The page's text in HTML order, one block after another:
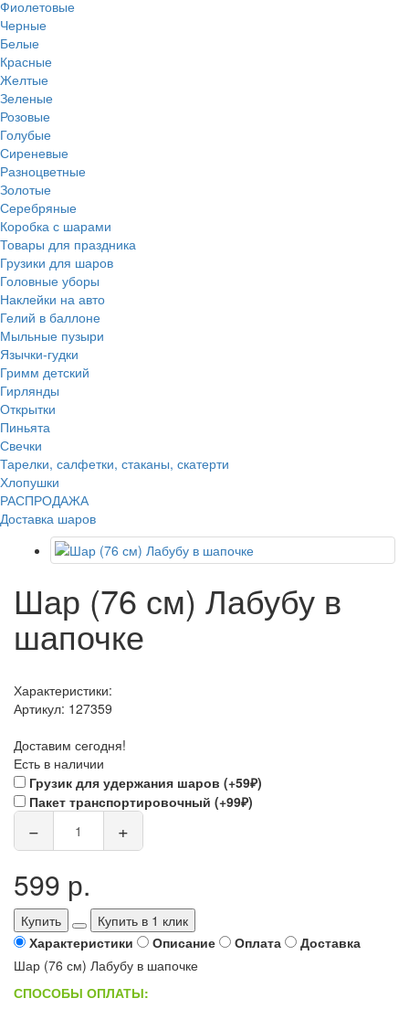
Фиолетовые
Черные
Белые
Красные
Желтые
Зеленые
Розовые
Голубые
Сиреневые
Разноцветные
Золотые
Серебряные
Коробка с шарами
Товары для праздника
Грузики для шаров
Головные уборы
Наклейки на авто
Гелий в баллоне
Мыльные пузыри
Язычки-гудки
Гримм детский
Гирлянды
Открытки
Пиньята
Свечки
Тарелки, салфетки, стаканы, скатерти
Хлопушки
РАСПРОДАЖА
Доставка шаров
Шар (76 см) Лабубу в
шапочке
Характеристики:
Артикул: 127359
Доставим сегодня!
Есть в наличии
Грузик для удержания шаров (+59₽)
Пакет транспортировочный (+99₽)
− +
599 р.
Купить
Купить в 1 клик
Характеристики
Описание Оплата
Доставка
Шар (76 см) Лабубу в шапочке
СПОСОБЫ ОПЛАТЫ: